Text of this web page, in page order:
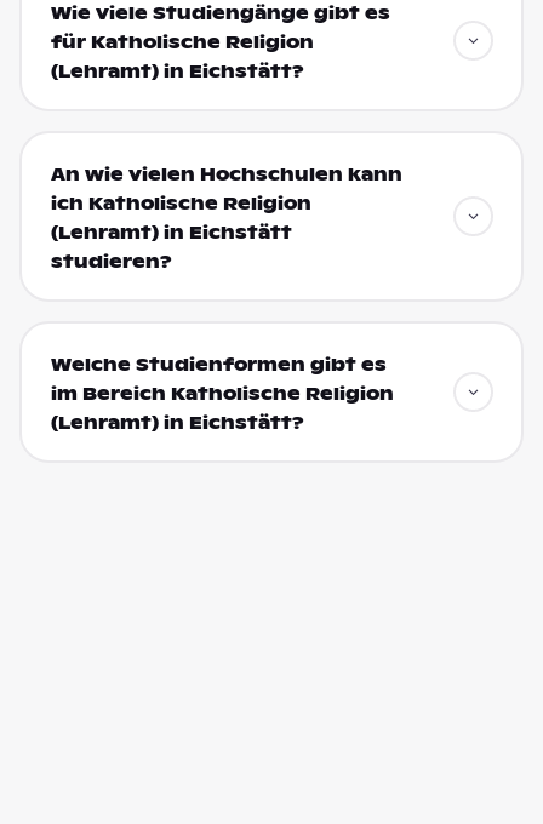
Wie viele Studiengänge gibt es
für Katholische Religion
(Lehramt) in Eichstätt?
An wie vielen Hochschulen kann
ich Katholische Religion
(Lehramt) in Eichstätt
studieren?
Welche Studienformen gibt es
im Bereich Katholische Religion
(Lehramt) in Eichstätt?